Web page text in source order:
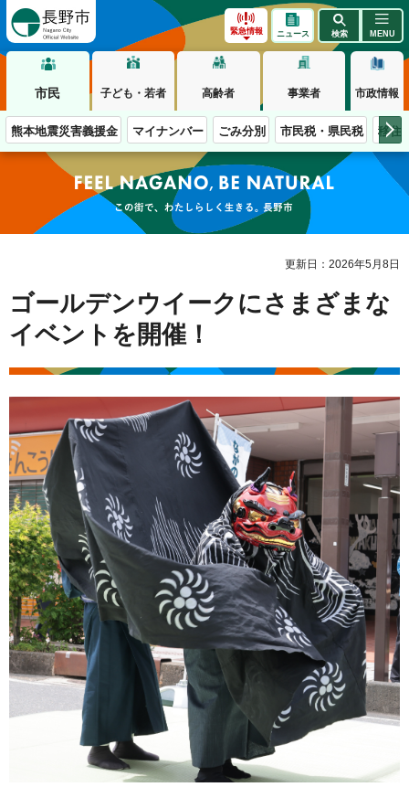
緊急情報 ニュース 検索 MENU
市民 子ども・若者 高齢者 事業者 市政情報
熊本地震災害義援金 マイナンバー ごみ分別 市民税・県民税 移住
この街で、わたしらしく生きる。長野市
更新日：2026年5月8日
ゴールデンウイークにさまざまな
イベントを開催！